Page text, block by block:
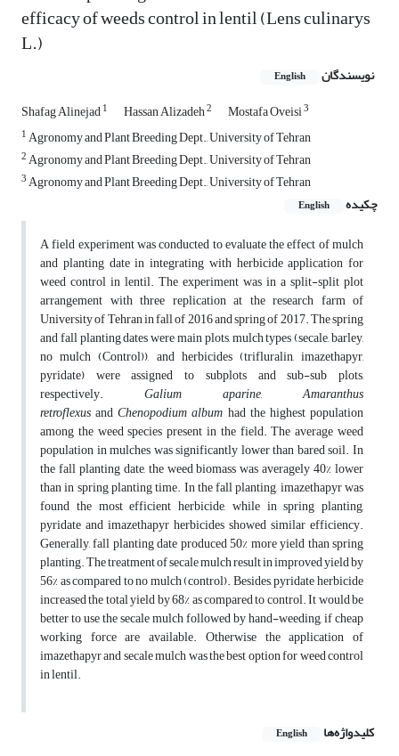
efficacy of weeds control in lentil (Lens culinarys
L.)
نویسندگان English
Shafag Alinejad1 Hassan Alizadeh2 Mostafa Oveisi3
1Agronomy and Plant Breeding Dept., University of Tehran
2Agronomy and Plant Breeding Dept., University of Tehran
3Agronomy and Plant Breeding Dept., University of Tehran
چکیده
English
A field experiment was conducted to evaluate the effect of mulch
and planting date in integrating with herbicide application for
weed control in lentil. The experiment was in a split-split plot
arrangement with three replication at the research farm of
University of Tehran in fall of 2016 and spring of 2017. The spring
and fall planting dates were main plots, mulch types (secale, barley,
no mulch (Control)), and herbicides (trifluralin, imazethapyr,
pyridate) were assigned to subplots and sub-sub plots,
respectively. Galium aparine,Amaranthus
retroflexusandChenopodium album had the highest population
among the weed species present in the field. The average weed
population in mulches was significantly lower than bared soil. In
the fall planting date, the weed biomass was averagely 40% lower
than in spring planting time. In the fall planting, imazethapyr was
found the most efficient herbicide, while in spring planting,
pyridate and imazethapyr herbicides showed similar efficiency.
Generally, fall planting date produced 50% more yield than spring
planting. The treatment of secale mulch result in improved yield by
56% as compared to no mulch (control). Besides, pyridate herbicide
increased the total yield by 68% as compared to control. It would be
better to use the secale mulch followed by hand-weeding, if cheap
working force are available. Otherwise the application of
imazethapyr and secale mulch was the best option for weed control
in lentil.
کلیدواژه‌ها English